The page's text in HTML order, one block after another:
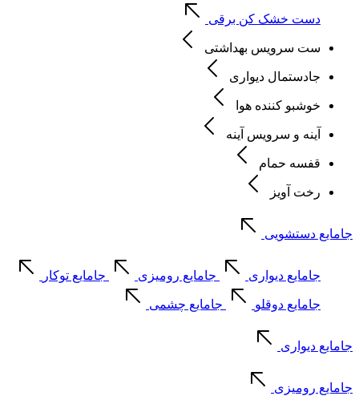
دست خشک کن برقی
ست سرویس بهداشتی
جادستمال دیواری
خوشبو کننده هوا
آینه و سرویس آینه
قفسه حمام
رخت آویز
جامایع دستشویی
جامایع دیواری جامایع رومیزی جامایع توکار
جامایع دوقلو جامایع چشمی
جامایع دیواری
جامایع رومیزی